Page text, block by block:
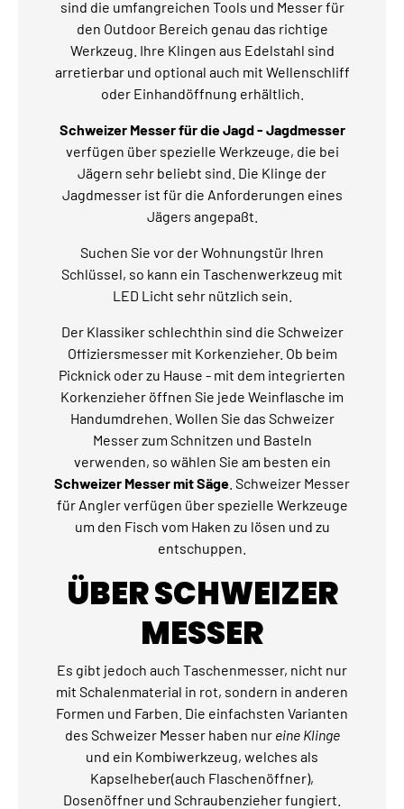
sind die umfangreichen Tools und Messer für
den Outdoor Bereich genau das richtige
Werkzeug. Ihre Klingen aus Edelstahl sind
arretierbar und optional auch mit Wellenschliff
oder Einhandöffnung erhältlich.
Schweizer Messer für die Jagd - Jagdmesser
verfügen über spezielle Werkzeuge, die bei
Jägern sehr beliebt sind. Die Klinge der
Jagdmesser ist für die Anforderungen eines
Jägers angepaßt.
Suchen Sie vor der Wohnungstür Ihren
Schlüssel, so kann ein Taschenwerkzeug mit
LED Licht sehr nützlich sein.
Der Klassiker schlechthin sind die Schweizer
Offiziersmesser mit Korkenzieher. Ob beim
Picknick oder zu Hause - mit dem integrierten
Korkenzieher öffnen Sie jede Weinflasche im
Handumdrehen. Wollen Sie das Schweizer
Messer zum Schnitzen und Basteln
verwenden, so wählen Sie am besten ein
Schweizer Messer mit Säge . Schweizer Messer
für Angler verfügen über spezielle Werkzeuge
um den Fisch vom Haken zu lösen und zu
entschuppen.
ÜBER SCHWEIZER
MESSER
Es gibt jedoch auch Taschenmesser, nicht nur
mit Schalenmaterial in rot, sondern in anderen
Formen und Farben. Die einfachsten Varianten
des Schweizer Messer haben nur eine Klinge
und ein Kombiwerkzeug, welches als
Kapselheber(auch Flaschenöffner),
Dosenöffner und Schraubenzieher fungiert.